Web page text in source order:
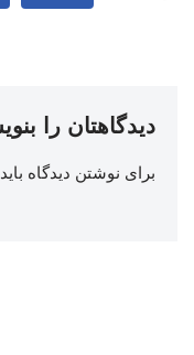
دیدگاهتان را
برای نوشتن دیدگاه باید